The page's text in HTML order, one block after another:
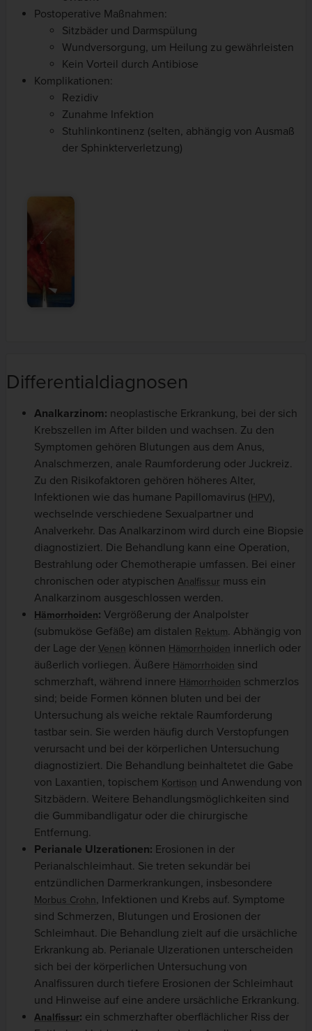
Postoperative Maßnahmen:
Sitzbäder und Darmspülung
Wundversorgung, um Heilung zu gewährleisten
Kein Vorteil durch Antibiose
Komplikationen:
Rezidiv
Zunahme Infektion
Stuhlinkontinenz (selten, abhängig von Ausmaß
der Sphinkterverletzung)
Differentialdiagnosen
Analkarzinom: neoplastische Erkrankung, bei der sich
Krebszellen im After bilden und wachsen. Zu den
Symptomen gehören Blutungen aus dem Anus,
Analschmerzen, anale Raumforderung oder Juckreiz.
Zu den Risikofaktoren gehören höheres Alter,
Infektionen wie das humane Papillomavirus (HPV),
wechselnde verschiedene Sexualpartner und
Analverkehr. Das Analkarzinom wird durch eine Biopsie
diagnostiziert. Die Behandlung kann eine Operation,
Bestrahlung oder Chemotherapie umfassen. Bei einer
chronischen oder atypischen Analfissur muss ein
Analkarzinom ausgeschlossen werden.
Hämorrhoiden: Vergrößerung der Analpolster
(submuköse Gefäße) am distalen Rektum. Abhängig von
der Lage der Venen können Hämorrhoiden innerlich oder
äußerlich vorliegen. Äußere Hämorrhoiden sind
schmerzhaft, während innere Hämorrhoiden schmerzlos
sind; beide Formen können bluten und bei der
Untersuchung als weiche rektale Raumforderung
tastbar sein. Sie werden häufig durch Verstopfungen
verursacht und bei der körperlichen Untersuchung
diagnostiziert. Die Behandlung beinhaltetet die Gabe
von Laxantien, topischem Kortison und Anwendung von
Sitzbädern. Weitere Behandlungsmöglichkeiten sind
die Gummibandligatur oder die chirurgische
Entfernung.
Perianale Ulzerationen: Erosionen in der
Perianalschleimhaut. Sie treten sekundär bei
entzündlichen Darmerkrankungen, insbesondere
Morbus Crohn, Infektionen und Krebs auf. Symptome
sind Schmerzen, Blutungen und Erosionen der
Schleimhaut. Die Behandlung zielt auf die ursächliche
Erkrankung ab. Perianale Ulzerationen unterscheiden
sich bei der körperlichen Untersuchung von
Analfissuren durch tiefere Erosionen der Schleimhaut
und Hinweise auf eine andere ursächliche Erkrankung.
Analfissur: ein schmerzhafter oberflächlicher Riss der